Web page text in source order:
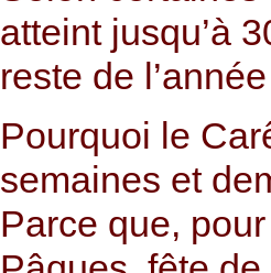
atteint jusqu’à
reste de
Pourquoi le
semaines et
Parce que,